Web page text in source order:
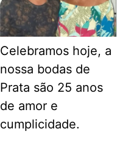
Celebramos hoje, a
nossa bodas de
Prata são 25 anos
de amor e
cumplicidade.